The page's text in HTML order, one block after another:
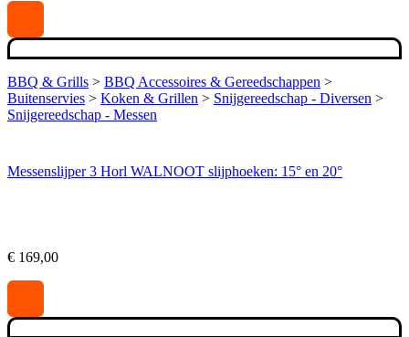
BBQ & Grills > BBQ Accessoires & Gereedschappen >
Buitenservies > Koken & Grillen > Snijgereedschap - Diversen >
Snijgereedschap - Messen
Messenslijper 3 Horl WALNOOT slijphoeken: 15° en 20°
€ 169,00